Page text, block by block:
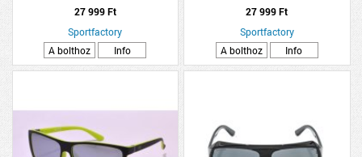
27 999 Ft
Sportfactory
A bolthoz
Info
27 999 Ft
Sportfactory
A bolthoz
Info